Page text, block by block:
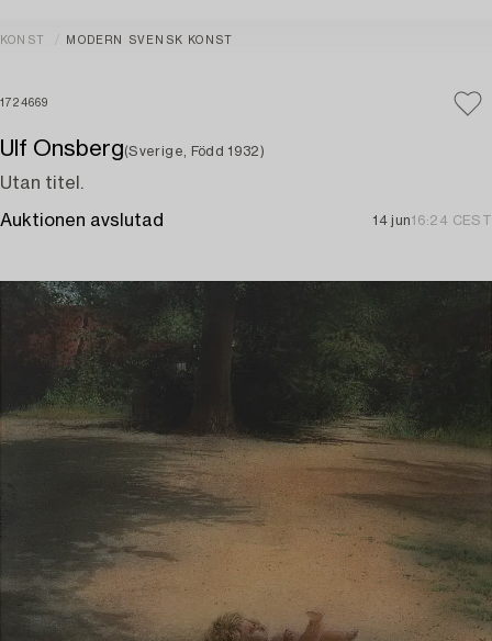
KONST MODERN SVENSK KONST
1724669
Ulf Onsberg(Sverige, Född 1932)
Utan titel.
Auktionen avslutad 14 jun16:24 CEST